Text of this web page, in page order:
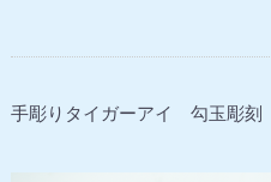
手彫りタイガーアイ 勾玉彫刻